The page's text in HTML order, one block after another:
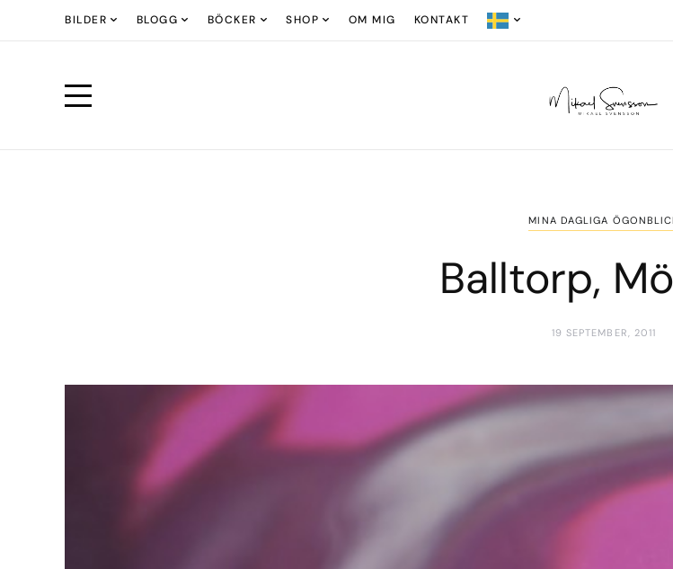
BILDER BLOGG BÖCKER SHOP OM MIG KONTAKT
MINA DAGLIGA
Balltorp,
19 SEPTEMBER, 2011